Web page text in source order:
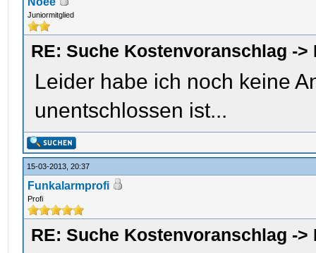
Juniormitglied
RE: Suche Kostenvoranschlag ->
Leider habe ich noch keine
unentschlossen ist...
15-03-2013, 20:37
Funkalarmprofi
Profi
RE: Suche Kostenvoranschlag ->